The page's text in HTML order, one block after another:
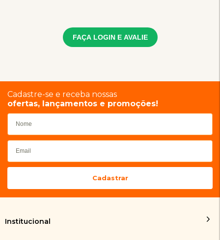
FAÇA LOGIN E AVALIE
Cadastre-se e receba nossas
ofertas, lançamentos e promoções!
Institucional